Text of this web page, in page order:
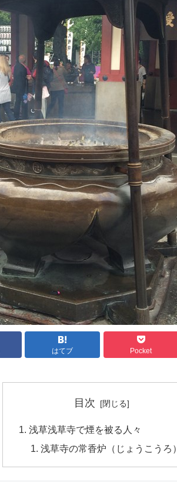
はてブ Pocket
目次
浅草浅草寺で煙を被る人々
浅草寺の常香炉（じょうこうろ）